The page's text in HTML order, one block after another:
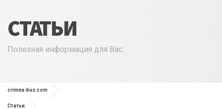
СТАТЬИ
Полезная информация для Вас:
crimea-bus.com
Статьи